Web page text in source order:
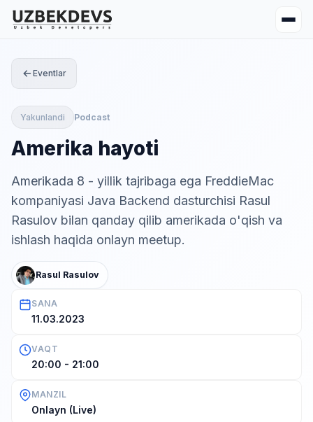
Eventlar
Yakunlandi Podcast
Amerika hayoti
Amerikada 8 - yillik tajribaga ega FreddieMac
kompaniyasi Java Backend dasturchisi Rasul
Rasulov bilan qanday qilib amerikada o'qish va
ishlash haqida onlayn meetup.
Rasul Rasulov
SANA
11.03.2023
VAQT
20:00 - 21:00
MANZIL
Onlayn (Live)